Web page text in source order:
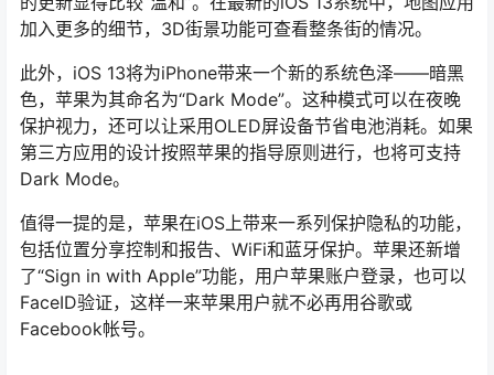
加入更多的细节，3D街景功能可查看整条街的情况。
此外，iOS 13将为iPhone带来一个新的系统色泽——暗黑
色，苹果为其命名为“Dark Mode”。这种模式可以在夜晚
保护视力，还可以让采用OLED屏设备节省电池消耗。如果
第三方应用的设计按照苹果的指导原则进行，也将可支持
Dark Mode。
值得一提的是，苹果在iOS上带来一系列保护隐私的功能，
包括位置分享控制和报告、WiFi和蓝牙保护。苹果还新增
了“Sign in with Apple”功能，用户苹果账户登录，也可以
FaceID验证，这样一来苹果用户就不必再用谷歌或
Facebook帐号。